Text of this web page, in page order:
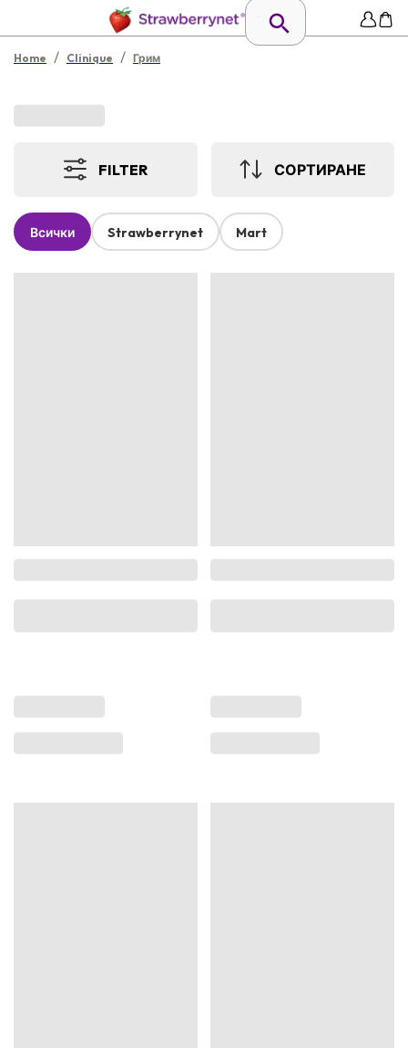
Home / Clinique / Грим
FILTER СОРТИРАНЕ
Всички Strawberrynet Mart